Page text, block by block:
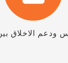
ودعم الاخلاق